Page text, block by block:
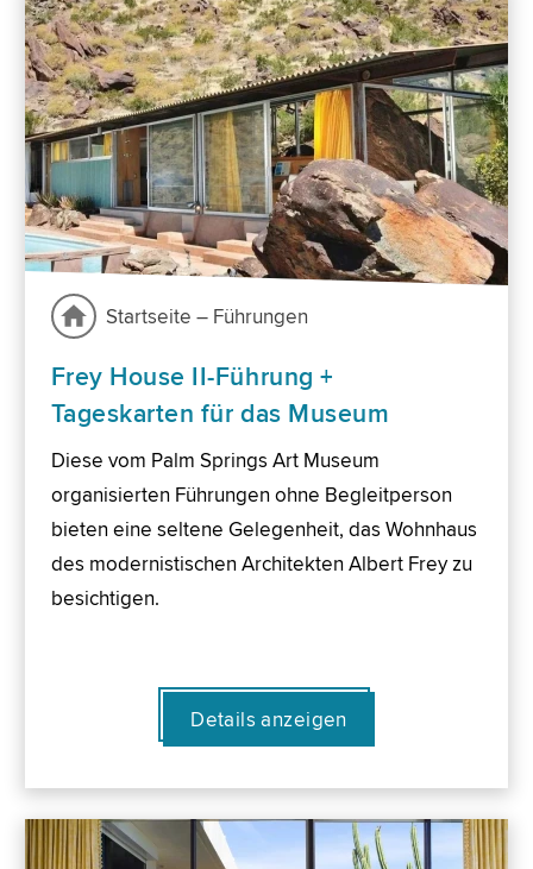
Startseite – Führungen
Frey House II-Führung +
Tageskarten für das Museum
Diese vom Palm Springs Art Museum
organisierten Führungen ohne Begleitperson
bieten eine seltene Gelegenheit, das Wohnhaus
des modernistischen Architekten Albert Frey zu
besichtigen.
Details anzeigen